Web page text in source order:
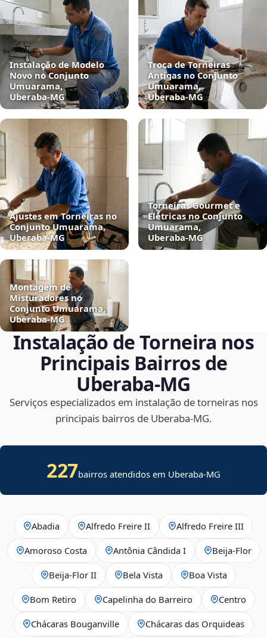
Instalação de Modelo
Novo no Conjunto
Umuarama,
Uberaba‑MG
Troca de Torneiras
Antigas no Conjunto
Umuarama,
Uberaba‑MG
Ajustes em Torneiras no
Conjunto Umuarama,
Uberaba‑MG
Torneiras Gourmet e
Elétricas no Conjunto
Umuarama,
Uberaba‑MG
Montagem de
Misturadores no
Conjunto Umuarama,
Uberaba‑MG
Instalação de Torneira nos
Principais Bairros de
Uberaba‑MG
Serviços especializados em instalação de torneiras nos
principais bairros de Uberaba‑MG.
227bairros atendidos em Uberaba-MG
Abadia Alfredo Freire II Alfredo Freire III
Amoroso Costa Antônia Cândida I Beija‑Flor
Beija‑Flor II Bela Vista Boa Vista
Bom Retiro Capelinha do Barreiro Centro
Chácaras Bouganville Chácaras das Orquideas